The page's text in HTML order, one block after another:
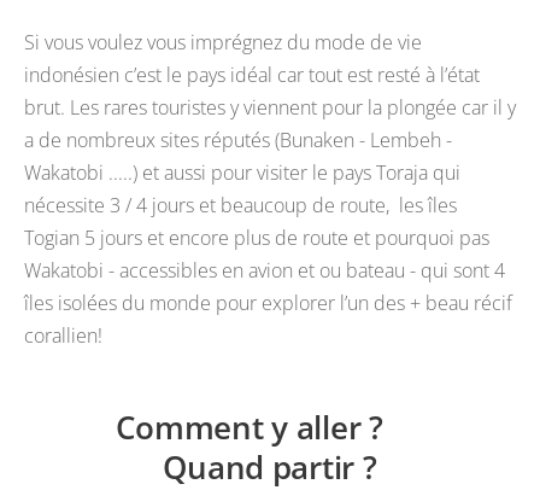
Si vous voulez vous imprégnez du mode de vie
indonésien c’est le pays idéal car tout est resté à l’état
brut. Les rares touristes y viennent pour la plongée car il y
a de nombreux sites réputés (Bunaken - Lembeh -
Wakatobi .....) et aussi pour visiter le pays Toraja qui
nécessite 3 / 4 jours et beaucoup de route, les îles
Togian 5 jours et encore plus de route et pourquoi pas
Wakatobi - accessibles en avion et ou bateau - qui sont 4
îles isolées du monde pour explorer l’un des + beau récif
corallien!
Comment y aller ?
Quand partir ?